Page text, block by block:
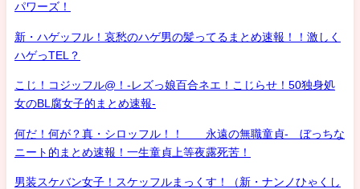
パワーズ！
新・ハゲッフル！哀愁のハゲ男の髪ってるまとめ速報！！激しく
ハゲっTEL？
こじ！コジッフル@！-レズっ娘百合ネエ！こじらせ！50独身処
女のBL腐女子的まとめ速報-
何だ！何が？真・シロッフル！！ 永遠の無職童貞- ぼっちな
ニート的まとめ速報！一生童貞上等夜露死苦！
男装スケバン女子！スケッフルまっくす！（新・ナンノひゃくし